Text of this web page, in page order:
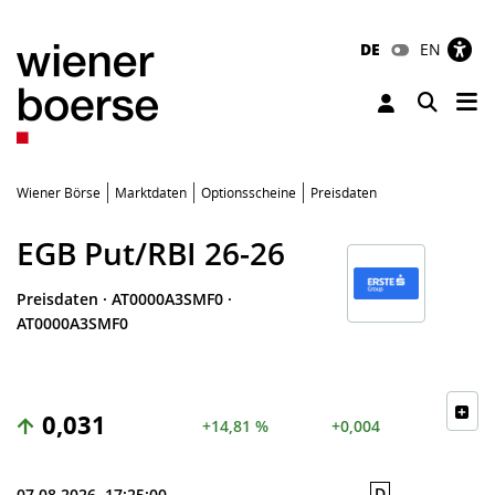
DE EN
Toggle
Wiener Börse Marktdaten Optionsscheine Preisdaten
EGB Put/RBI 26-26
Preisdaten · AT0000A3SMF0 ·
AT0000A3SMF0
0,031 +14,81 % +0,004